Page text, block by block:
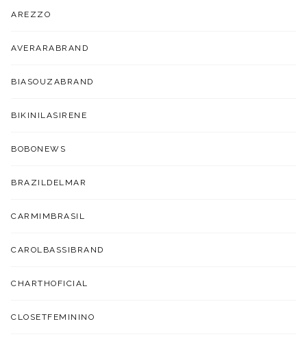
AREZZO
AVERARABRAND
BIASOUZABRAND
BIKINILASIRENE
BOBONEWS
BRAZILDELMAR
CARMIMBRASIL
CAROLBASSIBRAND
CHARTHOFICIAL
CLOSETFEMININO